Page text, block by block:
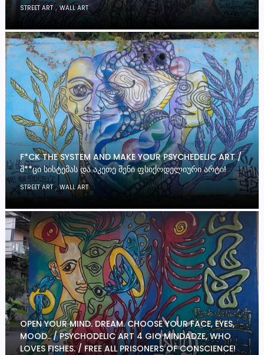
STREET ART,WALL ART
F*CK THE SYSTEM AND MAKE YOUR PSYCHEDELIC ART /
Შ**ᲪᲘ ᲡᲘᲡᲢᲔᲛᲐᲡ ᲓᲐ ᲐᲙᲔᲗᲔ ᲨᲔᲜᲘ ᲤᲡᲘᲥᲝᲓᲔᲚᲘᲣᲠᲘ ᲐᲠᲢᲘ!
STREET ART,WALL ART
OPEN YOUR MIND. DREAM. CHOOSE YOUR FACE, EYES,
MOOD.. / PSYCHODELIC ART 4 GIO MINDADZE, WHO
LOVES FISHES. / FREE ALL PRISONERS OF CONSCIENCE!